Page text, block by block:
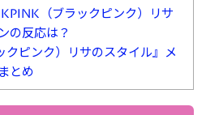
（ブラックピンク）リサ
の反応は？
クピンク）リサのスタイル』メ
とめ